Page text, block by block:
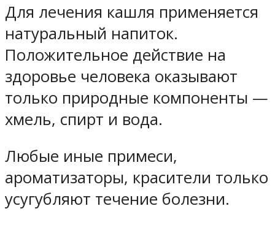
Для лечения кашля применяется
натуральный напиток.
Положительное действие на
здоровье человека оказывают
только природные компоненты —
хмель, спирт и вода.
Любые иные примеси,
ароматизаторы, красители только
усугубляют течение болезни.